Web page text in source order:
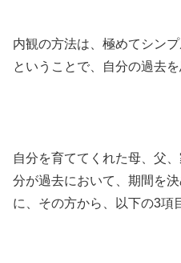
内観の方法は、極めてシン
ということで、自分の過去
自分を育ててくれた母、父
分が過去において、期間を
に、その方から、以下の3項